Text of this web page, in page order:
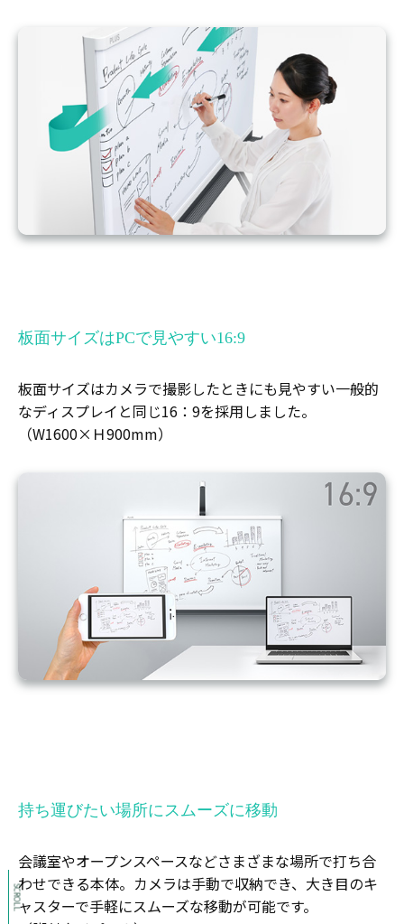
板面サイズはPCで見やすい16:9
板面サイズはカメラで撮影したときにも見やすい一般的
なディスプレイと同じ16：9を採用しました。
（W1600×Ｈ900mm）
持ち運びたい場所にスムーズに移動
会議室やオープンスペースなどさまざまな場所で打ち合
わせできる本体。カメラは手動で収納でき、大き目のキ
ャスターで手軽にスムーズな移動が可能です。
SCROLL